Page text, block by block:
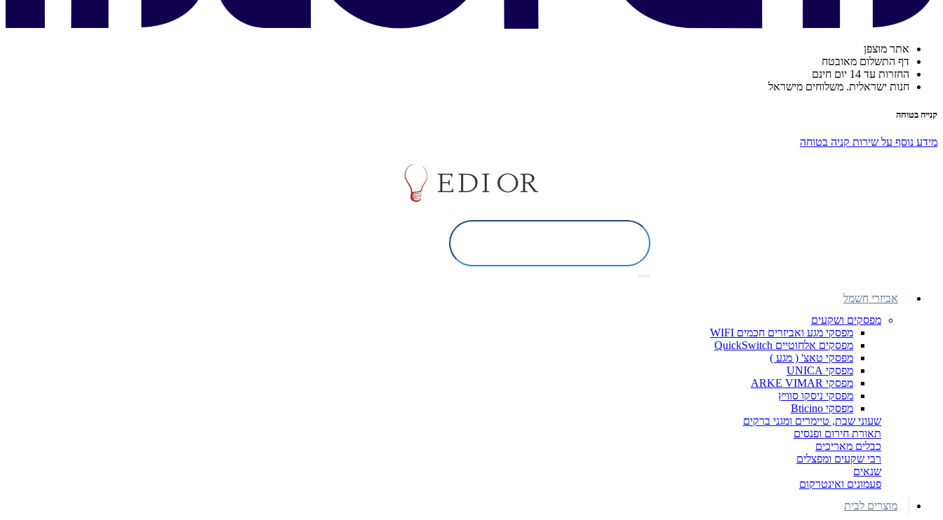
אתר מוצפן
דף התשלום מאובטח
החזרות עד 14 יום חינם
חנות ישראלית. משלוחים מישראל
קנייה בטוחה
מידע נוסף על שירות קניה בטוחה
אביזרי חשמל
מפסקים ושקעים
מפסקי מגע ואביזרים חכמים WIFI
מפסקים אלחוטיים QuickSwitch
מפסקי טאצ' ( מגע )
מפסקי UNICA
מפסקי ARKE VIMAR
מפסקי ניסקו סוויץ
מפסקי Bticino
שעוני שבת, טיימרים ומגני ברקים
תאורת חירום ופנסים
כבלים מאריכים
רבי שקעים ומפצלים
שנאים
פעמונים ואינטרקום
מוצרים לבית